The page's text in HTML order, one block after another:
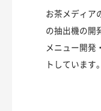
お茶メディア
の抽出機の開
メニュー開発
トしています。